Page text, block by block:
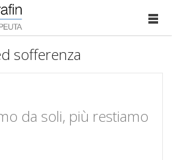
sofferenza
da soli, più restiamo